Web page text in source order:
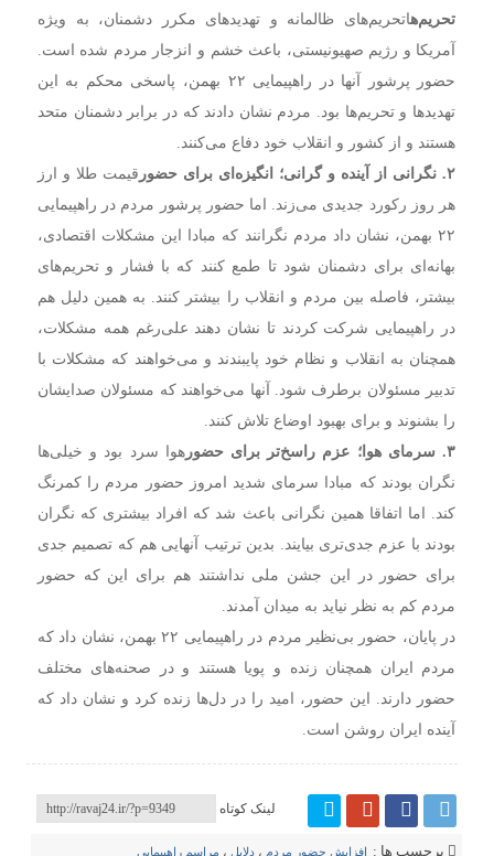
تحریم‌هاتحریم‌های ظالمانه و تهدیدهای مکرر دشمنان، به ویژه
آمریکا و رژیم صهیونیستی، باعث خشم و انزجار مردم شده است.
حضور پرشور آنها در راهپیمایی ۲۲ بهمن، پاسخی محکم به این
تهدیدها و تحریم‌ها بود. مردم نشان دادند که در برابر دشمنان متحد
هستند و از کشور و انقلاب خود دفاع می‌کنند.
۲. نگرانی از آینده و گرانی؛ انگیزه‌ای برای حضور
قیمت طلا و ارز
هر روز رکورد جدیدی می‌زند. اما حضور پرشور مردم در راهپیمایی
۲۲ بهمن، نشان داد مردم نگرانند که مبادا این مشکلات اقتصادی،
بهانه‌ای برای دشمنان شود تا طمع کنند که با فشار و تحریم‌های
بیشتر، فاصله بین مردم و انقلاب را بیشتر کنند. به همین دلیل هم
در راهپیمایی شرکت کردند تا نشان دهند علی‌رغم همه مشکلات،
همچنان به انقلاب و نظام خود پایبندند و می‌خواهند که مشکلات با
تدبیر مسئولان برطرف شود. آنها می‌خواهند که مسئولان صدایشان
را بشنوند و برای بهبود اوضاع تلاش کنند.
۳. سرمای
هوا؛ عزم راسخ‌تر برای حضورهوا سرد بود و خیلی‌ها
نگران بودند که مبادا سرمای شدید امروز حضور مردم را کمرنگ
کند. اما اتفاقا همین نگرانی باعث شد که افراد بیشتری که نگران
بودند با عزم جدی‌تری بیایند. بدین ترتیب آنهایی هم که تصمیم جدی
برای حضور در این جشن ملی نداشتند هم برای این که حضور
مردم کم به نظر نیاید به میدان آمدند.
در پایان، حضور بی‌نظیر مردم در راهپیمایی ۲۲ بهمن، نشان داد که
مردم ایران همچنان زنده و پویا هستند و در صحنه‌های مختلف
حضور دارند. این حضور، امید را در دل‌ها زنده کرد و نشان داد که
آینده ایران روشن است.
لینک کوتاه
برچسب ها : افزایش حضور مردم ،دلایل ، مراسم راهپیمایی